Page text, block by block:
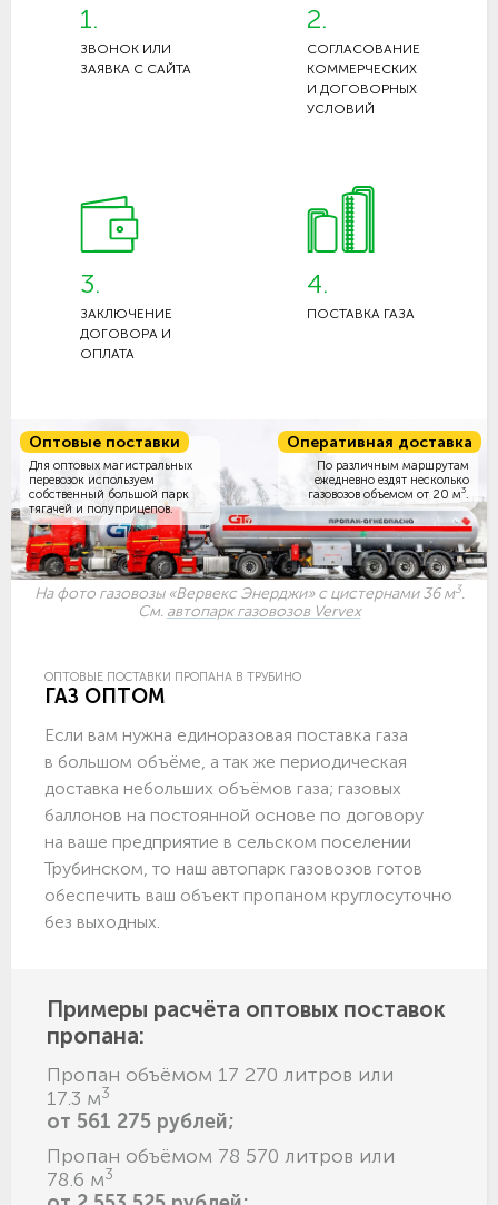
1.
ЗВОНОК ИЛИ
ЗАЯВКА С САЙТА
2.
СОГЛАСОВАНИЕ
КОММЕРЧЕСКИХ
И ДОГОВОРНЫХ
УСЛОВИЙ
3.
ЗАКЛЮЧЕНИЕ
ДОГОВОРА И
ОПЛАТА
4.
ПОСТАВКА ГАЗА
Оптовые поставки
Для оптовых магистральных
перевозок используем
собственный большой парк
тягачей и полуприцепов.
Оперативная доставка
По различным маршрутам
ежедневно ездят несколько
газовозов объемом от 20 м3
На фото газовозы «Вервекс Энерджи» с цистернами 36 м3.
См. автопарк газовозов Vervex
ОПТОВЫЕ ПОСТАВКИ ПРОПАНА В ТРУБИНО
ГАЗ ОПТОМ
Если вам нужна единоразовая поставка газа
в большом объёме, а так же периодическая
доставка небольших объёмов газа; газовых
баллонов на постоянной основе по договору
на ваше предприятие в сельском поселении
Трубинском, то наш автопарк газовозов готов
обеспечить ваш объект пропаном круглосуточно
без выходных.
Примеры расчёта оптовых поставок
пропана:
Пропан объёмом 17 270 литров или
17.3 м3
от 561 275 рублей;
Пропан объёмом 78 570 литров или
78.6 м3